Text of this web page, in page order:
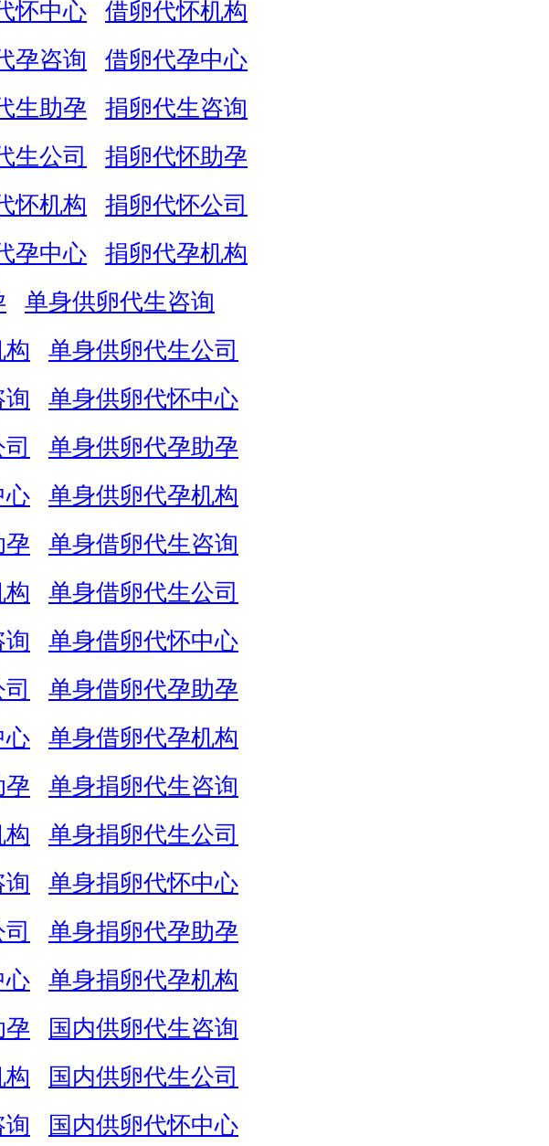
怀中心
借卵代怀机构
孕咨询
借卵代孕中心
生助孕
捐卵代生咨询
生公司
捐卵代怀助孕
怀机构
捐卵代怀公司
孕中心
捐卵代孕机构
单身供卵代生咨询
构
单身供卵代生公司
询
单身供卵代怀中心
单身供卵代孕助孕
心
单身供卵代孕机构
孕
单身借卵代生咨询
构
单身借卵代生公司
询
单身借卵代怀中心
单身借卵代孕助孕
心
单身借卵代孕机构
孕
单身捐卵代生咨询
构
单身捐卵代生公司
询
单身捐卵代怀中心
单身捐卵代孕助孕
心
单身捐卵代孕机构
孕
国内供卵代生咨询
构
国内供卵代生公司
询
国内供卵代怀中心